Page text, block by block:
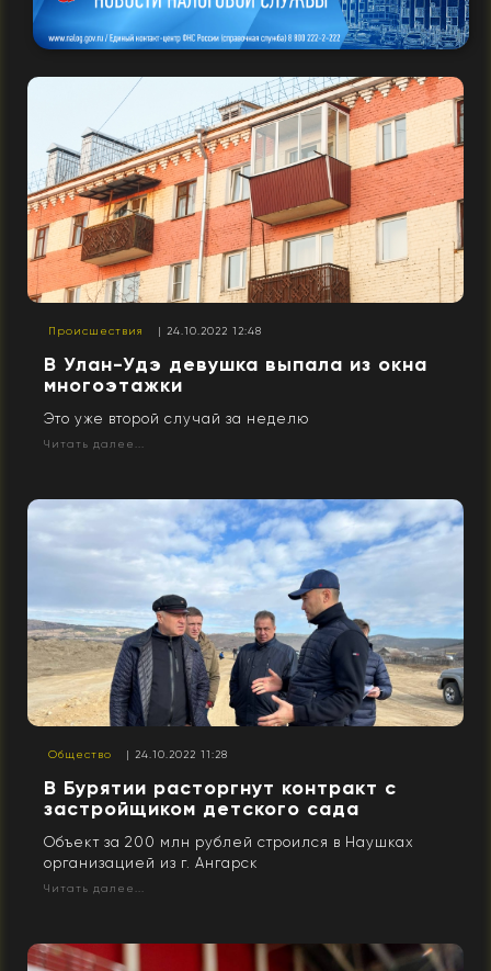
Происшествия | 24.10.2022 12:48
В Улан-Удэ девушка выпала из окна
многоэтажки
Это уже второй случай за неделю
Читать далее...
Общество | 24.10.2022 11:28
В Бурятии расторгнут контракт с
застройщиком детского сада
Объект за 200 млн рублей строился в Наушках
организацией из г. Ангарск
Читать далее...